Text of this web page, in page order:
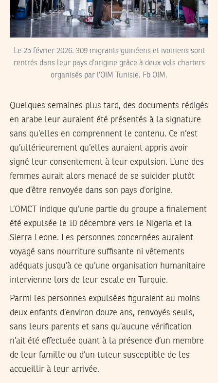
Le 25 février 2026. 309 migrants guinéens et ivoiriens sont
rentrés dans leur pays d’origine grâce à deux vols charters
organisés par l’OIM Tunisie. Fb OIM.
Quelques semaines plus tard, des documents rédigés
en arabe leur auraient été présentés à la signature
sans qu’elles en comprennent le contenu. Ce n’est
qu’ultérieurement qu’elles auraient appris avoir
signé leur consentement à leur expulsion. L’une des
femmes aurait alors menacé de se suicider plutôt
que d’être renvoyée dans son pays d’origine.
L’OMCT indique qu’une partie du groupe a finalement
été expulsée le 10 décembre vers le Nigeria et la
Sierra Leone. Les personnes concernées auraient
voyagé sans nourriture suffisante ni vêtements
adéquats jusqu’à ce qu’une organisation humanitaire
intervienne lors de leur escale en Turquie.
Parmi les personnes expulsées figuraient au moins
deux enfants d’environ douze ans, renvoyés seuls,
sans leurs parents et sans qu’aucune vérification
n’ait été effectuée quant à la présence d’un membre
de leur famille ou d’un tuteur susceptible de les
accueillir à leur arrivée.